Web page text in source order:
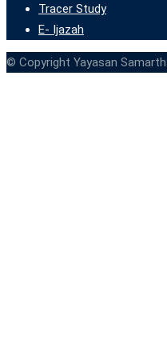
Tracer Study
E- Ijazah
© Copyright Yayasan